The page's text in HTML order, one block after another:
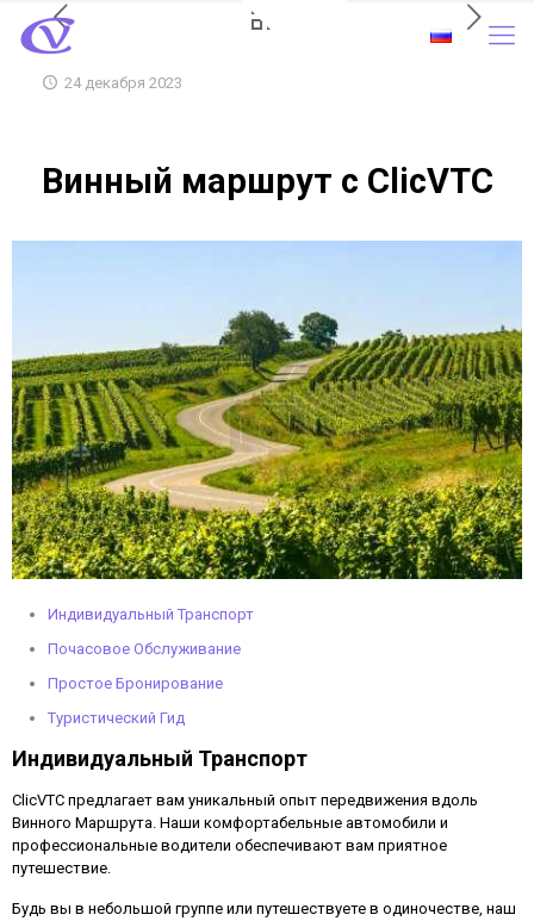
24 декабря 2023
Винный маршрут с ClicVTC
Индивидуальный Транспорт
Почасовое Обслуживание
Простое Бронирование
Туристический Гид
Индивидуальный Транспорт
ClicVTC предлагает вам уникальный опыт передвижения вдоль
Винного Маршрута. Наши комфортабельные автомобили и
профессиональные водители обеспечивают вам приятное
путешествие.
Будь вы в небольшой группе или путешествуете в одиночестве, наш